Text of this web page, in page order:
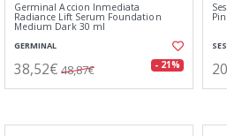
Germinal Accion Inmediata
Radiance Lift Serum Foundation
Medium Dark 30 ml
GERMINAL
38,52€ 48,87€ - 21%